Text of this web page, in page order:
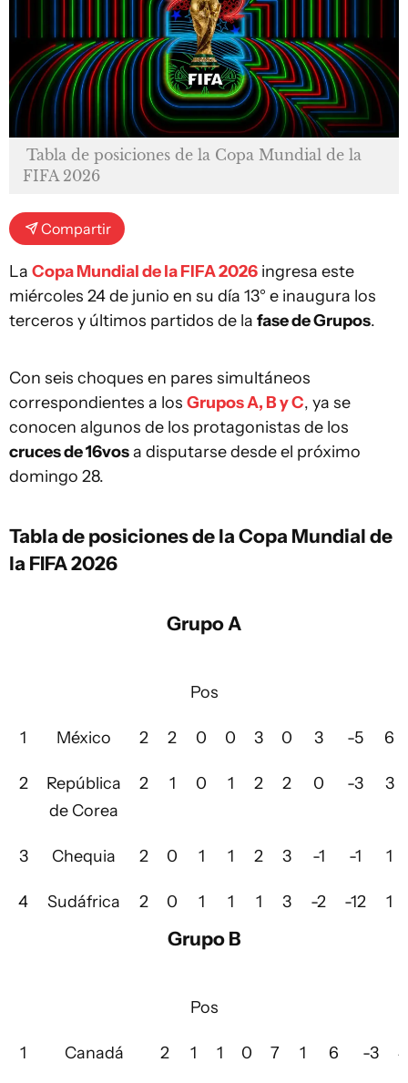
Tabla de posiciones de la Copa Mundial de la
FIFA 2026
Compartir
La Copa Mundial de la FIFA 2026 ingresa este
miércoles 24 de junio en su día 13° e inaugura los
terceros y últimos partidos de la fase de Grupos.
Con seis choques en pares simultáneos
correspondientes a los Grupos A, B y C, ya se
conocen algunos de los protagonistas de los
cruces de 16vosa disputarse desde el próximo
domingo 28.
Tabla de posiciones de la Copa Mundial de
la FIFA 2026
Grupo A
Pos
1 México 2 2 0 0 3 0 3 -5 6
2
República
de Corea
2 1 0 1 2 2 0 -3 3
3 Chequia 2 0 1 1 2 3 -1 -1 1
4 Sudáfrica 2 0 1 1 1 3 -2 -12 1
Grupo B
Pos
1 Canadá 2 1 1 0 7 1 6 -3 4